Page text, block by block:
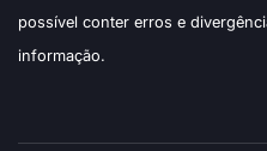
possível conter erros e
informação.